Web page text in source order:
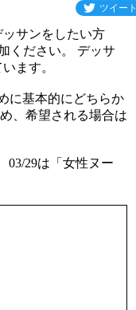
ツイート
サンをしたい方
ください。 デッサ
ます。
に基本的にどちらか
、希望される場合は
03/29は「女性ヌー